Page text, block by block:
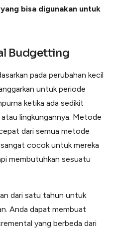
Accurate
bisa digunakan untuk
Budgetting
pada perubahan kecil
untuk periode
ketika ada sedikit
lingkungannya. Metode
dari semua metode
cocok untuk mereka
membutuhkan sesuatu
dari satu tahun untuk
Anda dapat membuat
yang berbeda dari